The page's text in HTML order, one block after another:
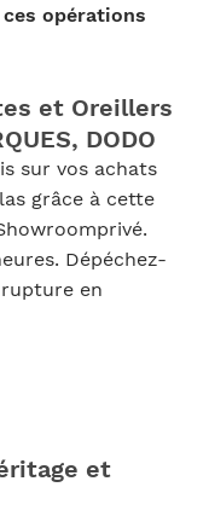
ces opérations
et Oreillers
DODO
sur vos achats
grâce à cette
Dépéchez-
en
et